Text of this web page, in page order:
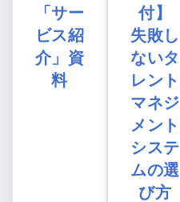
「サー
ビス紹
介」資
料
付】
失敗し
ないタ
レント
マネジ
メント
システ
ムの選
び方